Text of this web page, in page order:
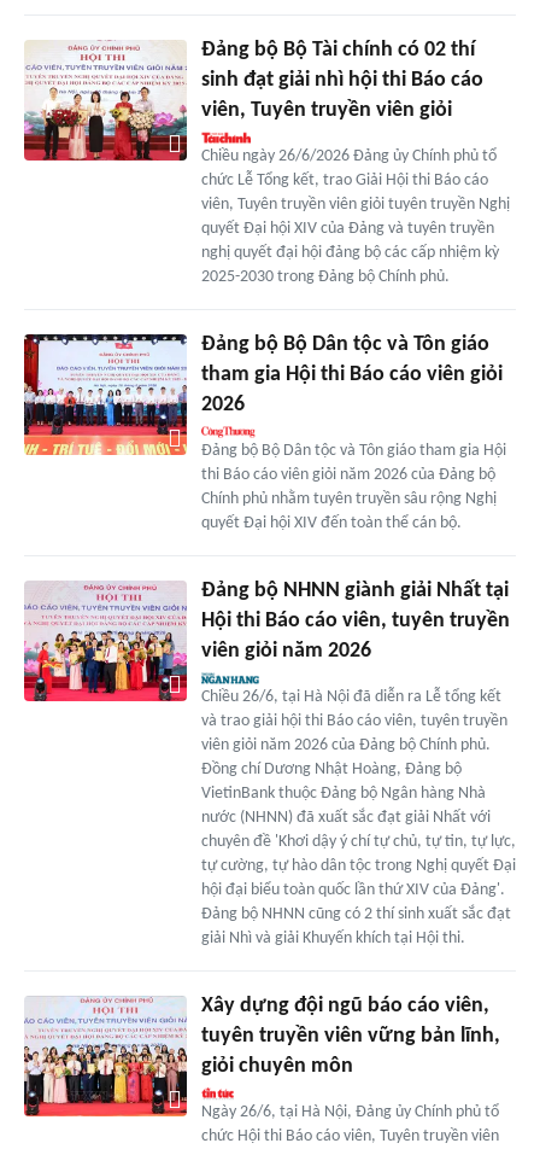
Đảng bộ Bộ Tài chính có 02 thí
sinh đạt giải nhì hội thi Báo cáo
viên, Tuyên truyền viên giỏi
Chiều ngày 26/6/2026 Đảng ủy Chính phủ tổ
chức Lễ Tổng kết, trao Giải Hội thi Báo cáo
viên, Tuyên truyền viên giỏi tuyên truyền Nghị
quyết Đại hội XIV của Đảng và tuyên truyền
nghị quyết đại hội đảng bộ các cấp nhiệm kỳ
2025-2030 trong Đảng bộ Chính phủ.
Đảng bộ Bộ Dân tộc và Tôn giáo
tham gia Hội thi Báo cáo viên giỏi
2026
Đảng bộ Bộ Dân tộc và Tôn giáo tham gia Hội
thi Báo cáo viên giỏi năm 2026 của Đảng bộ
Chính phủ nhằm tuyên truyền sâu rộng Nghị
quyết Đại hội XIV đến toàn thể cán bộ.
Đảng bộ NHNN giành giải Nhất tại
Hội thi Báo cáo viên, tuyên truyền
viên giỏi năm 2026
Chiều 26/6, tại Hà Nội đã diễn ra Lễ tổng kết
và trao giải hội thi Báo cáo viên, tuyên truyền
viên giỏi năm 2026 của Đảng bộ Chính phủ.
Đồng chí Dương Nhật Hoàng, Đảng bộ
VietinBank thuộc Đảng bộ Ngân hàng Nhà
nước (NHNN) đã xuất sắc đạt giải Nhất với
chuyên đề 'Khơi dậy ý chí tự chủ, tự tin, tự lực,
tự cường, tự hào dân tộc trong Nghị quyết Đại
hội đại biểu toàn quốc lần thứ XIV của Đảng'.
Đảng bộ NHNN cũng có 2 thí sinh xuất sắc đạt
giải Nhì và giải Khuyến khích tại Hội thi.
Xây dựng đội ngũ báo cáo viên,
tuyên truyền viên vững bản lĩnh,
giỏi chuyên môn
Ngày 26/6, tại Hà Nội, Đảng ủy Chính phủ tổ
chức Hội thi Báo cáo viên, Tuyên truyền viên